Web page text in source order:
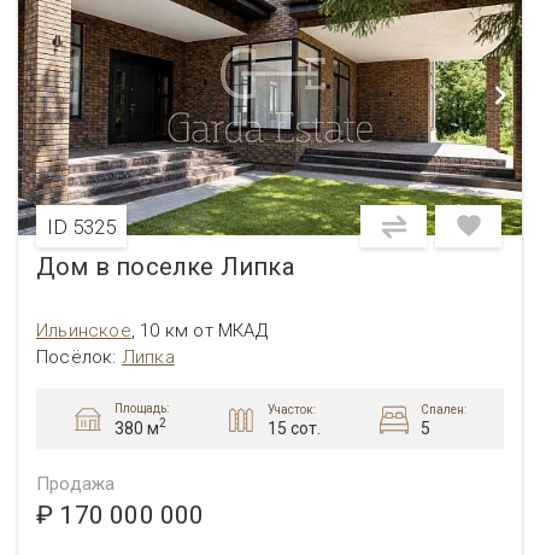
ID 5325
Дом в поселке Липка
Ильинское, 10 км от МКАД
Посёлок: Липка
Площадь:
380 м2
Участок:
15 сот.
Спален:
5
Продажа
₽ 170 000 000